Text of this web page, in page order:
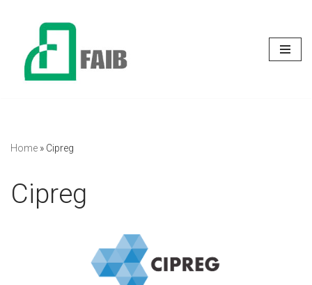
contenuto
Home » Cipreg
Cipreg